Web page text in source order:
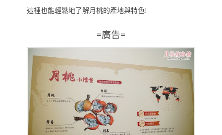
這裡也能輕鬆地了解月桃的產地與特色!
=廣告=